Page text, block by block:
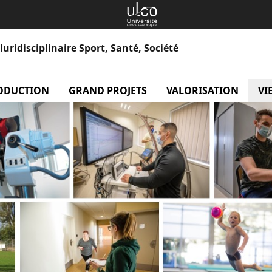
Sport, Santé, Société
Equipes menu Production
GRAND PROJETS menu Grand projets
VALORISATION